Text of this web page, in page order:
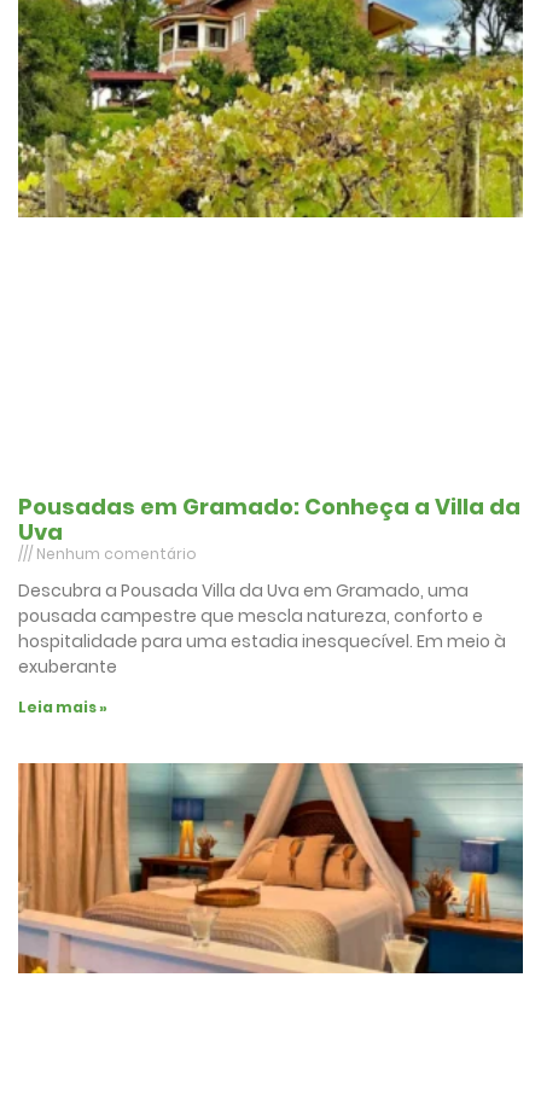
Pousadas em Gramado: Conheça a Villa da
Uva
Nenhum comentário
Descubra a Pousada Villa da Uva em Gramado, uma
pousada campestre que mescla natureza, conforto e
hospitalidade para uma estadia inesquecível. Em meio à
exuberante
Leia mais »